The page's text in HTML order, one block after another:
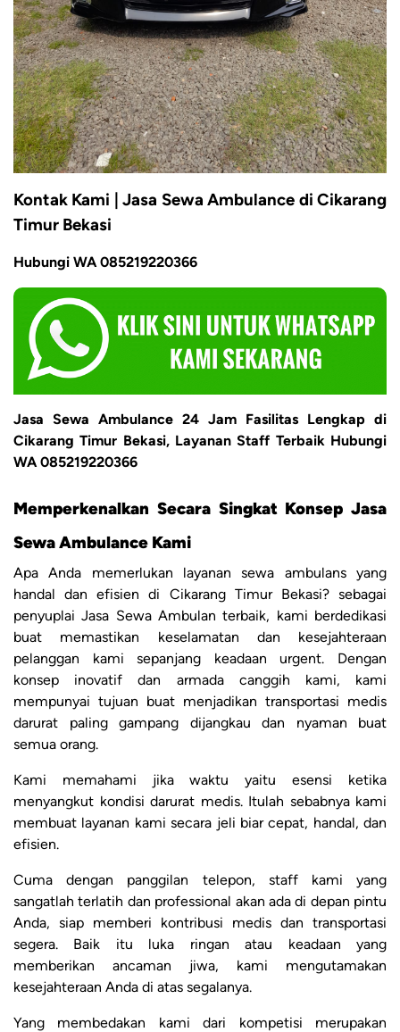
Kontak Kami | Jasa Sewa Ambulance di Cikarang
Timur Bekasi
Hubungi WA 085219220366
Jasa Sewa Ambulance 24 Jam Fasilitas Lengkap di
Cikarang Timur Bekasi, Layanan Staff Terbaik Hubungi
WA 085219220366
Memperkenalkan Secara Singkat Konsep Jasa
Sewa Ambulance Kami
Apa Anda memerlukan layanan sewa ambulans yang
handal dan efisien di Cikarang Timur Bekasi? sebagai
penyuplai Jasa Sewa Ambulan terbaik, kami berdedikasi
buat memastikan keselamatan dan kesejahteraan
pelanggan kami sepanjang keadaan urgent. Dengan
konsep inovatif dan armada canggih kami, kami
mempunyai tujuan buat menjadikan transportasi medis
darurat paling gampang dijangkau dan nyaman buat
semua orang.
Kami memahami jika waktu yaitu esensi ketika
menyangkut kondisi darurat medis. Itulah sebabnya kami
membuat layanan kami secara jeli biar cepat, handal, dan
efisien.
Cuma dengan panggilan telepon, staff kami yang
sangatlah terlatih dan professional akan ada di depan pintu
Anda, siap memberi kontribusi medis dan transportasi
segera. Baik itu luka ringan atau keadaan yang
memberikan ancaman jiwa, kami mengutamakan
kesejahteraan Anda di atas segalanya.
Yang membedakan kami dari kompetisi merupakan